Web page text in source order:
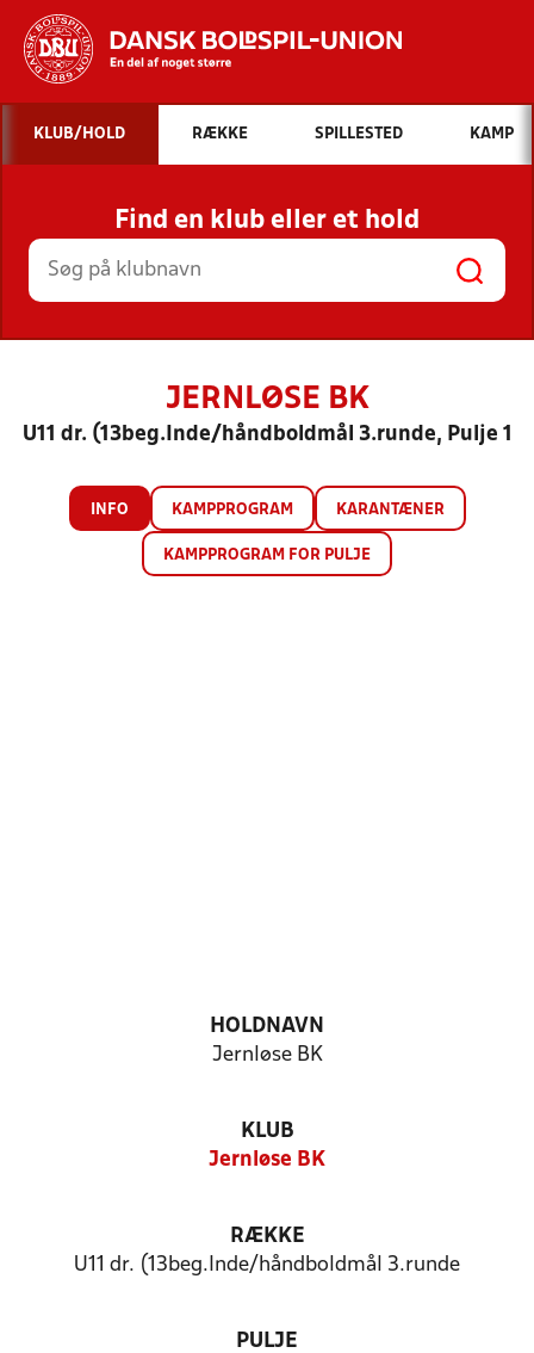
Hvad vil du søge efter?
INDHOLD OG NYHEDER
STILLINGER, RESULTATER, KLUBBER OG
HOLD
KLUB/HOLD RÆKKE SPILLESTED KAMP
Find en klub eller et hold
JERNLØSE BK
U11 dr. (13beg.Inde/håndboldmål 3.runde, Pulje 1
INFO KAMPPROGRAM KARANTÆNER
KAMPPROGRAM FOR PULJE
HOLDNAVN
Jernløse BK
KLUB
Jernløse BK
RÆKKE
U11 dr. (13beg.Inde/håndboldmål 3.runde
PULJE